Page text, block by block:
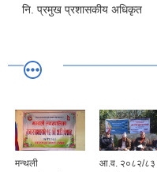
नि. प्रमुख प्रशासकीय अधिकृत
आ.व. २०८२/८३ को
विज्ञान शैक्षिक